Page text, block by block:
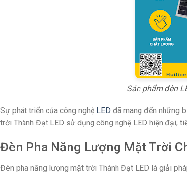
Sản phẩm đèn
Sự phát triển của công nghệ LED đã mang đến những
trời Thành Đạt LED sử dụng công nghệ LED hiện đại,
Đèn Pha Năng Lượng Mặt Trời
Đèn pha năng lượng mặt trời Thành Đạt LED là giải